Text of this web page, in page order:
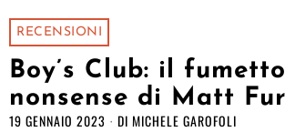
RECENSIONI
Boy’s Club: il fumetto
nonsense di Matt
19 GENNAIO 2023 DI MICHELE GAROFOLI